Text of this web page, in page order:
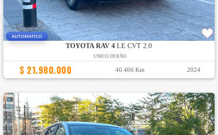
AUTOMATICO
TOYOTA RAV 4 LE CVT 2.0
UNICO DUEÑO
$ 21.980.000 40.466 Km 2024